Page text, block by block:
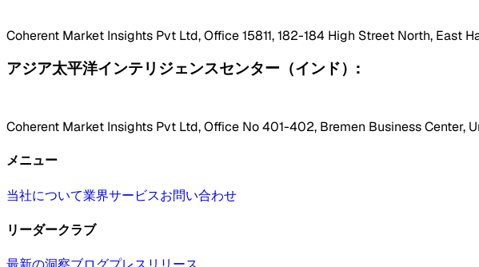
Coherent Market Insights Pvt Ltd, Office 15811, 182-184 High Street North, East
アジア太平洋インテリジェンスセンター（インド）:
Coherent Market Insights Pvt Ltd, Office No 401-402, Bremen Business Center,
メニュー
当社について業界サービスお問い合わせ
リーダークラブ